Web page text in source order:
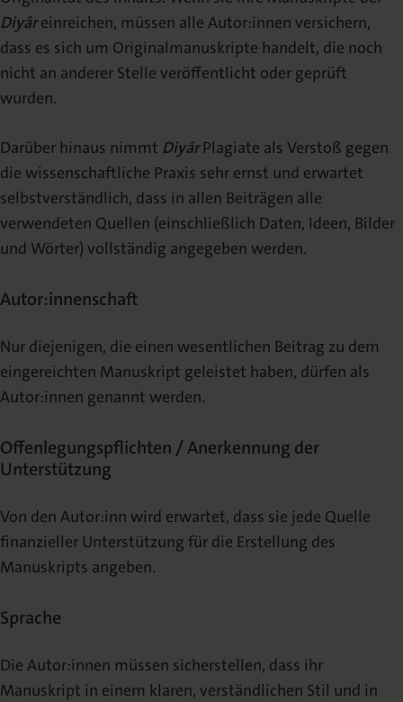
Diyâreinreichen, müssen alle Autor:innen versichern,
dass es sich um Originalmanuskripte handelt, die noch
nicht an anderer Stelle veröffentlicht oder geprüft
wurden.
Darüber hinaus nimmt DiyârPlagiate als Verstoß gegen
die wissenschaftliche Praxis sehr ernst und erwartet
selbstverständlich, dass in allen Beiträgen alle
verwendeten Quellen (einschließlich Daten, Ideen, Bilder
und Wörter) vollständig angegeben werden.
Autor:innenschaft
Nur diejenigen, die einen wesentlichen Beitrag zu dem
eingereichten Manuskript geleistet haben, dürfen als
Autor:innen genannt werden.
Offenlegungspflichten / Anerkennung der
Unterstützung
Von den Autor:inn wird erwartet, dass sie jede Quelle
finanzieller Unterstützung für die Erstellung des
Manuskripts angeben.
Sprache
Die Autor:innen müssen sicherstellen, dass ihr
Manuskript in einem klaren, verständlichen Stil und in